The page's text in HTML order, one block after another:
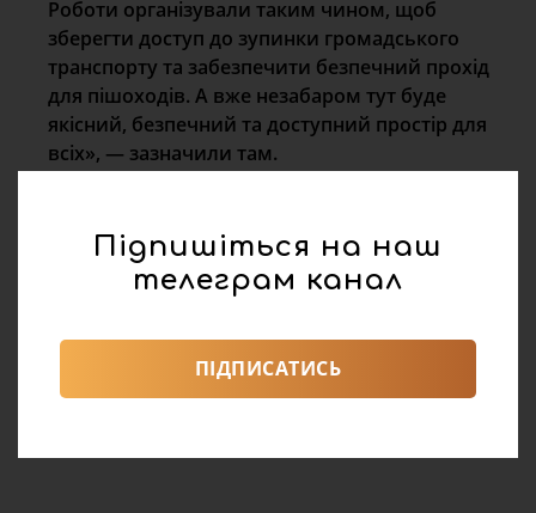
Роботи організували таким чином, щоб
зберегти доступ до зупинки громадського
транспорту та забезпечити безпечний прохід
для пішоходів. А вже незабаром тут буде
якісний, безпечний та доступний простір для
всіх», — зазначили там.
розпочинаютьоблаштування доріжок та дитячого
майданчика з урахуванням вимог доступності для
маломобільних людей.
02 Червня, 17:20
Із вересня 22 львівські садочки
прийматимуть дітей віком від одного року
Підпишіться на наш
телеграм канал
ПІДПИСАТИСЬ